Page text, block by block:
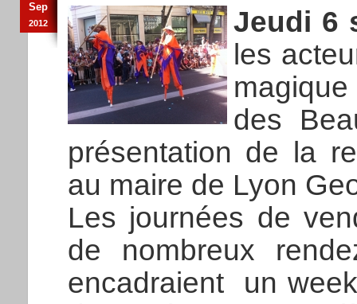
Sep
2012
Jeudi 6
les
des
présentation de la
au maire de Lyon
Les journées de
de nombreux
encadraient un